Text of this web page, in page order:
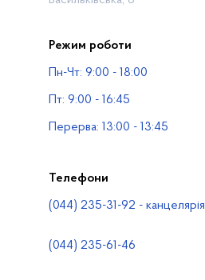
Публічна інформація
Водогосподарські організації
Режим роботи
Пн-Чт: 9:00 - 18:00
Пт: 9:00 - 16:45
Перерва: 13:00 - 13:45
Телефони
(044) 235-31-92 - канцелярія
(044) 235-61-46